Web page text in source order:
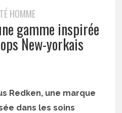
HOMME
gamme inspirée
New-yorkais
Redken, une marque
dans les soins